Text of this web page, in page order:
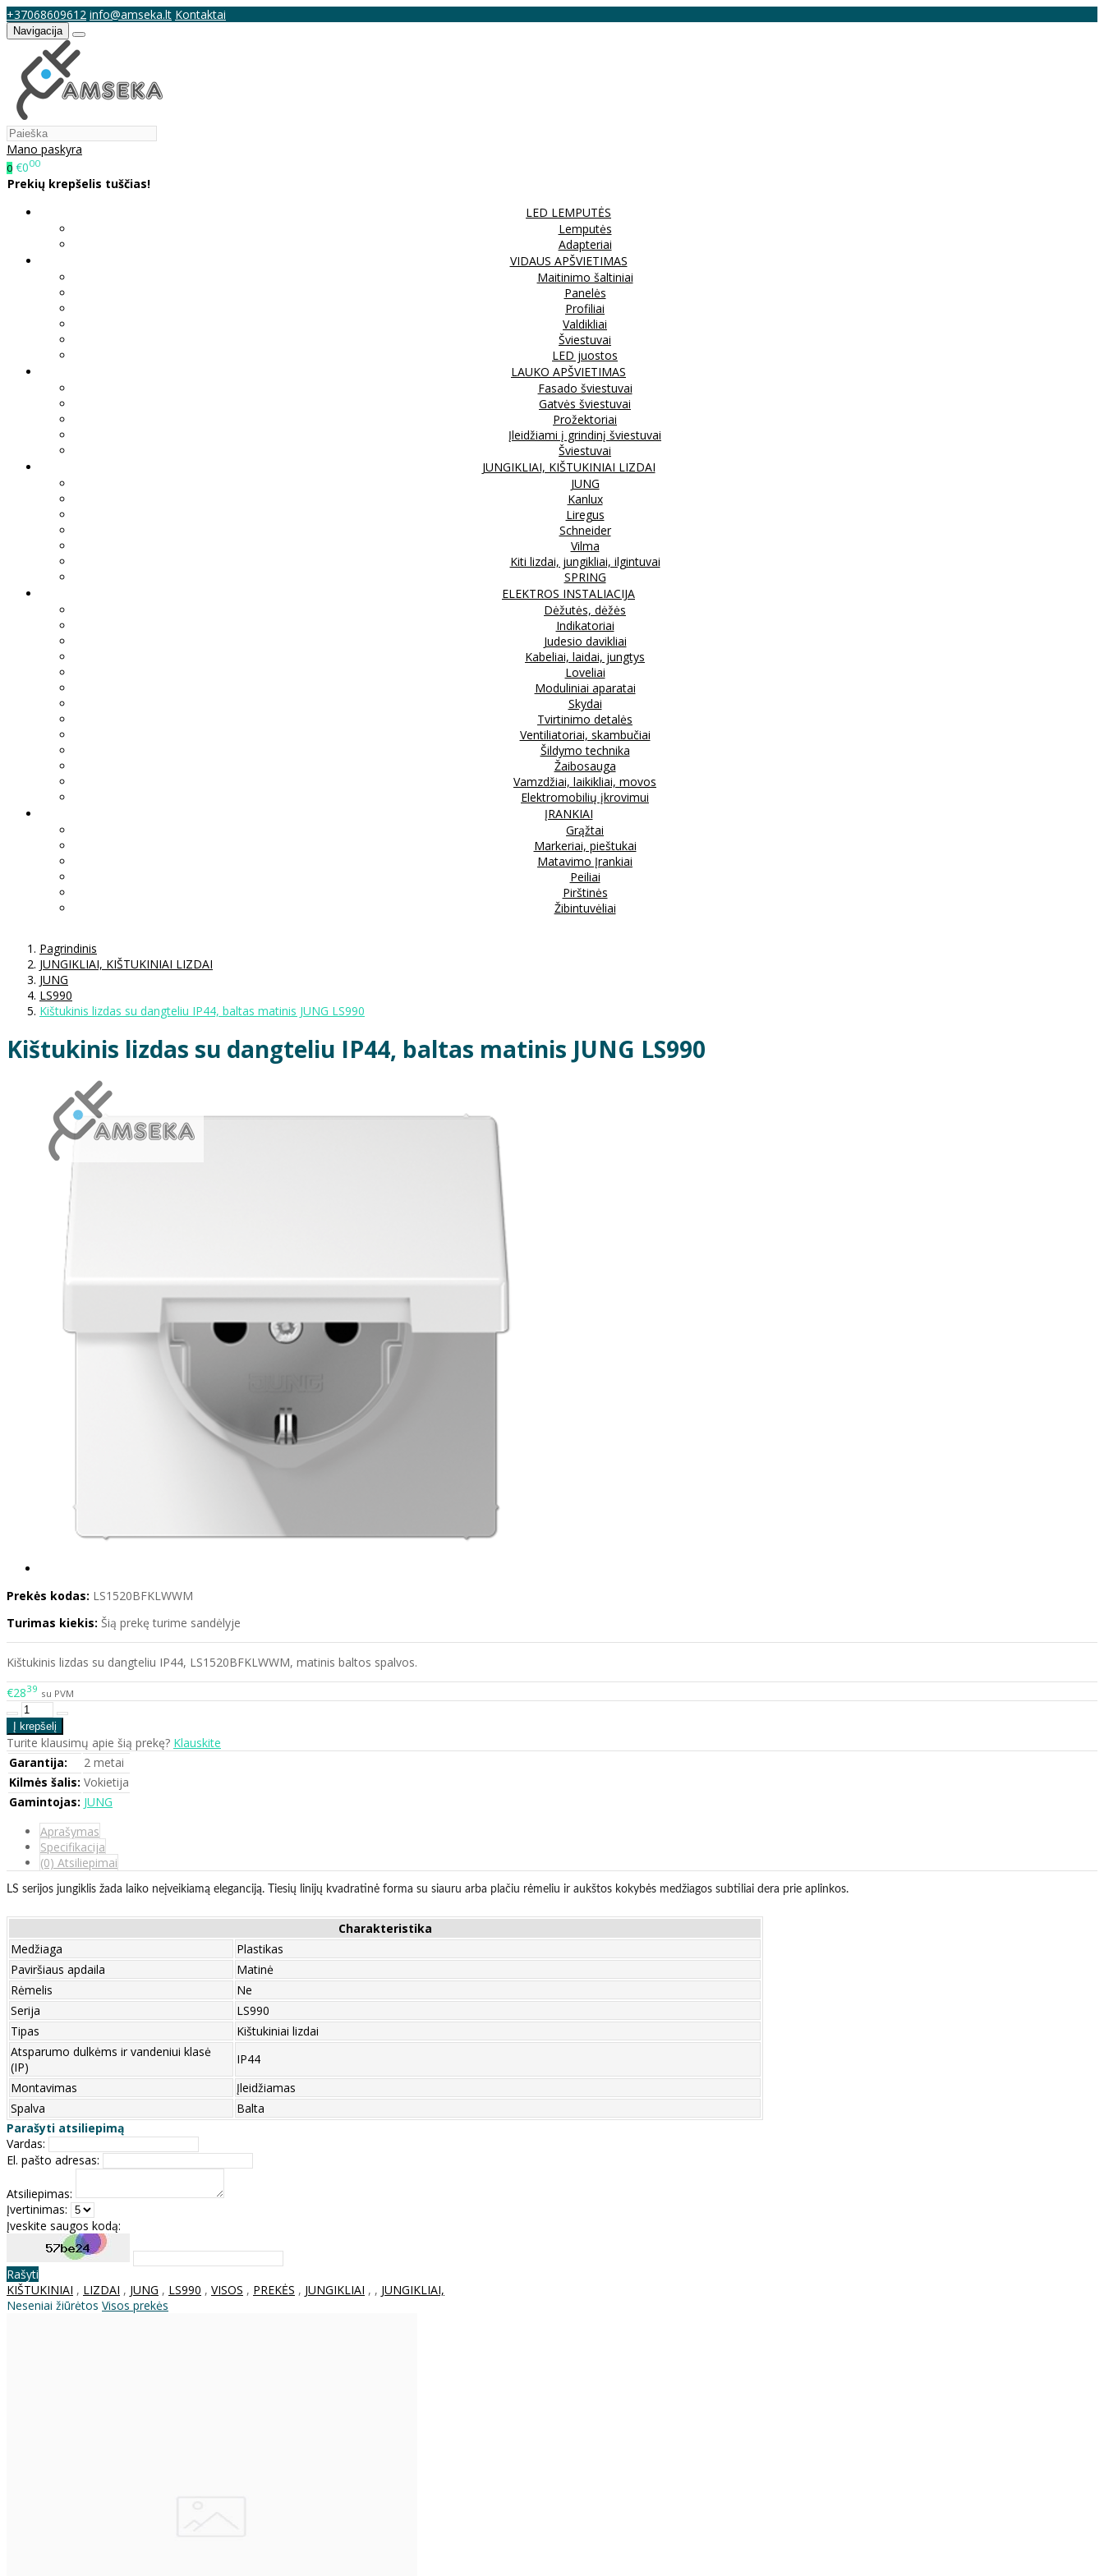
+37068609612 info@amseka.lt Kontaktai
Navigacija
Mano paskyra
0 €000
Prekių krepšelis tuščias!
LED LEMPUTĖS
Lemputės
Adapteriai
VIDAUS APŠVIETIMAS
Maitinimo šaltiniai
Panelės
Profiliai
Valdikliai
Šviestuvai
LED juostos
LAUKO APŠVIETIMAS
Fasado šviestuvai
Gatvės šviestuvai
Prožektoriai
Įleidžiami į grindinį šviestuvai
Šviestuvai
JUNGIKLIAI, KIŠTUKINIAI LIZDAI
JUNG
Kanlux
Liregus
Schneider
Vilma
Kiti lizdai, jungikliai, ilgintuvai
SPRING
ELEKTROS INSTALIACIJA
Dėžutės, dėžės
Indikatoriai
Judesio davikliai
Kabeliai, laidai, jungtys
Loveliai
Moduliniai aparatai
Skydai
Tvirtinimo detalės
Ventiliatoriai, skambučiai
Šildymo technika
Žaibosauga
Vamzdžiai, laikikliai, movos
Elektromobilių įkrovimui
ĮRANKIAI
Grąžtai
Markeriai, pieštukai
Matavimo Įrankiai
Peiliai
Pirštinės
Žibintuvėliai
Pagrindinis
JUNGIKLIAI, KIŠTUKINIAI LIZDAI
JUNG
LS990
Kištukinis lizdas su dangteliu IP44, baltas matinis JUNG LS990
Kištukinis lizdas su dangteliu IP44, baltas matinis JUNG LS990
Prekės kodas: LS1520BFKLWWM
Turimas kiekis: Šią prekę turime sandėlyje
Kištukinis lizdas su dangteliu IP44, LS1520BFKLWWM, matinis baltos spalvos.
€2839 su PVM
Turite klausimų apie šią prekę? Klauskite
Garantija:
2 metai
Kilmės šalis: Vokietija
Gamintojas: JUNG
Aprašymas
Specifikacija
(0) Atsiliepimai
LS serijos jungiklis žada laiko neįveikiamą eleganciją. Tiesių linijų kvadratinė forma su siauru arba plačiu rėmeliu ir aukštos kokybės medžiagos subtiliai dera prie aplinkos.
Charakteristika
Medžiaga
Plastikas
Paviršiaus apdaila
Matinė
Rėmelis
Ne
Serija
LS990
Tipas
Kištukiniai lizdai
Atsparumo dulkėms ir vandeniui klasė
(IP)
IP44
Montavimas
Įleidžiamas
Spalva
Balta
Parašyti atsiliepimą
Vardas:
El. pašto adresas:
Atsiliepimas:
Įvertinimas:
Įveskite saugos kodą:
Rašyti
KIŠTUKINIAI , LIZDAI , JUNG , LS990 , VISOS , PREKĖS , JUNGIKLIAI , , JUNGIKLIAI,
Neseniai žiūrėtos Visos prekės